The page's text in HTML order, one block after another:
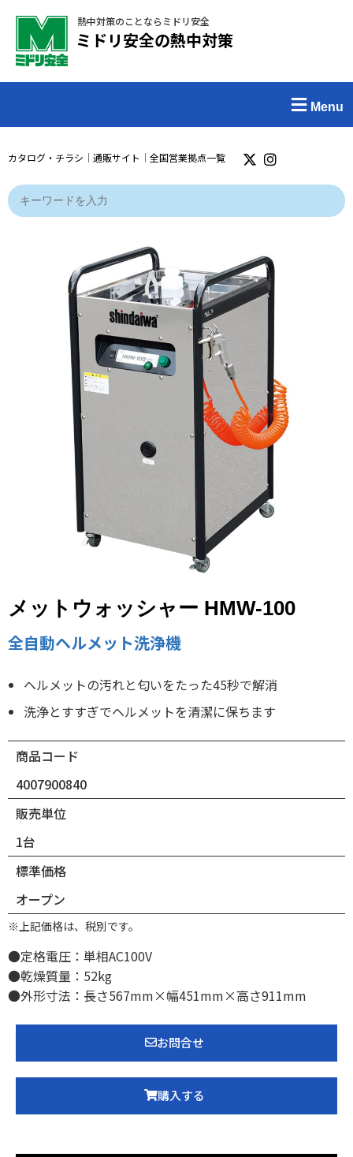
熱中対策のことならミドリ安全
ミドリ安全の熱中対策
Menu
カタログ・チラシ ｜ 通販サイト ｜ 全国営業拠点一覧
メットウォッシャー HMW-100
全自動ヘルメット洗浄機
ヘルメットの汚れと匂いをたった45秒で解消
洗浄とすすぎでヘルメットを清潔に保ちます
商品コード
4007900840
販売単位
1台
標準価格
オープン
※上記価格は、税別です。
●定格電圧：単相AC100V
●乾燥質量：52kg
●外形寸法：長さ567mm×幅451mm×高さ911mm
お問合せ
購入する